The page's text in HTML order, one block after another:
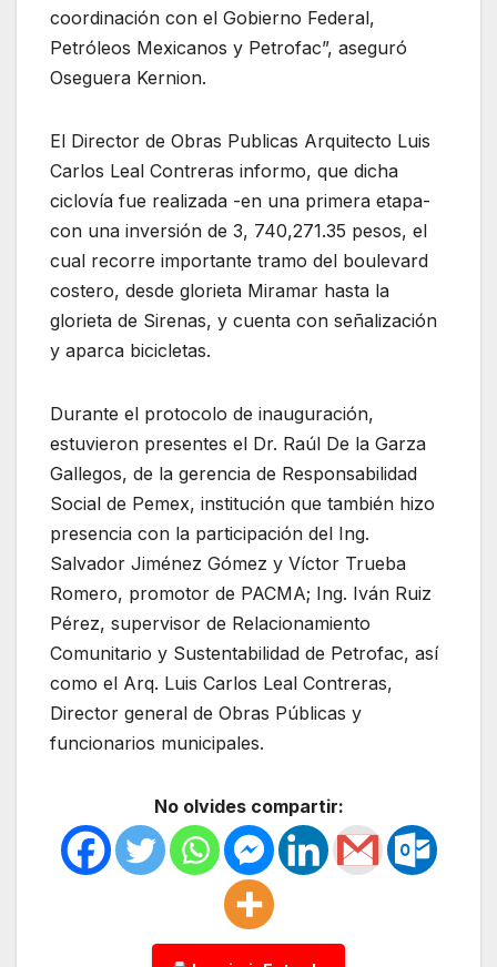
coordinación con el Gobierno Federal,
Petróleos Mexicanos y Petrofac”, aseguró
Oseguera Kernion.
El Director de Obras Publicas Arquitecto Luis
Carlos Leal Contreras informo, que dicha
ciclovía fue realizada -en una primera etapa-
con una inversión de 3, 740,271.35 pesos, el
cual recorre importante tramo del boulevard
costero, desde glorieta Miramar hasta la
glorieta de Sirenas, y cuenta con señalización
y aparca bicicletas.
Durante el protocolo de inauguración,
estuvieron presentes el Dr. Raúl De la Garza
Gallegos, de la gerencia de Responsabilidad
Social de Pemex, institución que también hizo
presencia con la participación del Ing.
Salvador Jiménez Gómez y Víctor Trueba
Romero, promotor de PACMA; Ing. Iván Ruiz
Pérez, supervisor de Relacionamiento
Comunitario y Sustentabilidad de Petrofac, así
como el Arq. Luis Carlos Leal Contreras,
Director general de Obras Públicas y
funcionarios municipales.
No olvides compartir: